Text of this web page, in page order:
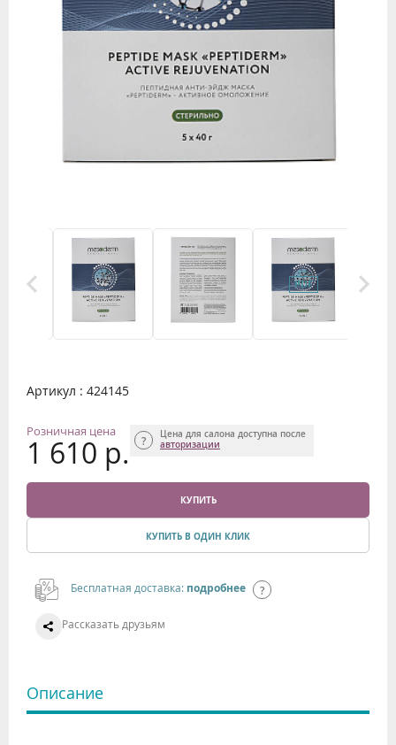
Артикул : 424145
Розничная цена
1 610 р.
Цена для салона доступна после
авторизации
КУПИТЬ
КУПИТЬ В ОДИН КЛИК
Бесплатная доставка: подробнее
Рассказать друзьям
Описание